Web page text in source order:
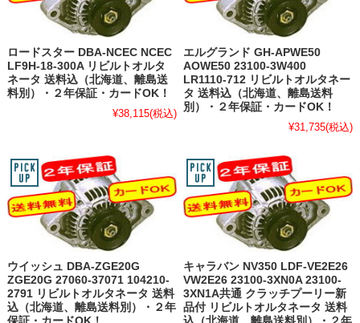
ロードスター DBA-NCEC NCEC
LF9H-18-300A リビルトオルタ
ネータ 送料込（北海道、離島送
料別）・２年保証・カードOK！
¥38,115(税込)
エルグランド GH-APWE50
AOWE50 23100-3W400
LR1110-712 リビルトオルタネー
タ 送料込（北海道、離島送料
別）・２年保証・カードOK！
¥31,735(税込)
ウイッシュ DBA-ZGE20G
ZGE20G 27060-37071 104210-
2791 リビルトオルタネータ 送料
込（北海道、離島送料別）・２年
キャラバン NV350 LDF-VE2E26
VW2E26 23100-3XN0A 23100-
3XN1A共通 クラッチプーリー新
品付 リビルトオルタネータ 送料